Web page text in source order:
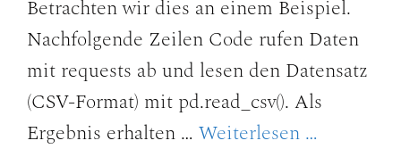
Betrachten wir dies an einem Beispiel.
Nachfolgende Zeilen Code rufen Daten
mit requests ab und lesen den Datensatz
(CSV-Format) mit pd.read_csv(). Als
Ergebnis erhalten … Weiterlesen …